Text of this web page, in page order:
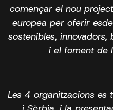
començar el nou
europea per oferir
sostenibles,
i el foment de
Les 4 organitzacions es